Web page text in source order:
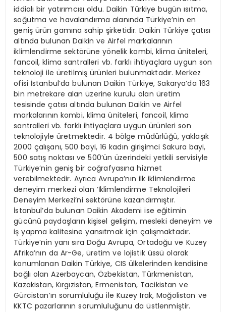
iddialı bir yatırımcısı oldu. Daikin Türkiye bugün ısıtma,
soğutma ve havalandırma alanında Türkiye’nin en
geniş ürün gamına sahip şirketidir. Daikin Türkiye çatısı
altında bulunan Daikin ve Airfel markalarının
iklimlendirme sektörüne yönelik kombi, klima üniteleri,
fancoil, klima santralleri vb. farklı ihtiyaçlara uygun son
teknoloji ile üretilmiş ürünleri bulunmaktadır. Merkez
ofisi İstanbul’da bulunan Daikin Türkiye, Sakarya’da 163
bin metrekare alan üzerine kurulu olan üretim
tesisinde çatısı altında bulunan Daikin ve Airfel
markalarının kombi, klima üniteleri, fancoil, klima
santralleri vb. farklı ihtiyaçlara uygun ürünleri son
teknolojiyle üretmektedir. 4 bölge müdürlüğü, yaklaşık
2000 çalışanı, 500 bayi, 16 kadın girişimci Sakura bayi,
500 satış noktası ve 500’ün üzerindeki yetkili servisiyle
Türkiye’nin geniş bir coğrafyasına hizmet
verebilmektedir. Ayrıca Avrupa’nın ilk iklimlendirme
deneyim merkezi olan ‘İklimlendirme Teknolojileri
Deneyim Merkezi’ni sektörüne kazandırmıştır.
İstanbul’da bulunan Daikin Akademi ise eğitimin
gücünü paydaşların kişisel gelişim, mesleki deneyim ve
iş yapma kalitesine yansıtmak için çalışmaktadır.
Türkiye’nin yanı sıra Doğu Avrupa, Ortadoğu ve Kuzey
Afrika’nın da Ar-Ge, üretim ve lojistik üssü olarak
konumlanan Daikin Türkiye, CIS ülkelerinden kendisine
bağlı olan Azerbaycan, Özbekistan, Türkmenistan,
Kazakistan, Kırgızistan, Ermenistan, Tacikistan ve
Gürcistan’ın sorumluluğu ile Kuzey Irak, Moğolistan ve
KKTC pazarlarının sorumluluğunu da üstlenmiştir.